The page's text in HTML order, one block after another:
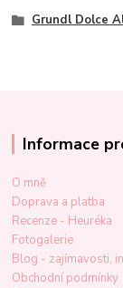
Grundl Dolce
Informace
O mně
Doprava a platba
Recenze - Heuréka
Fotogalerie
Blog - zajímavosti,
Obchodní podmínky